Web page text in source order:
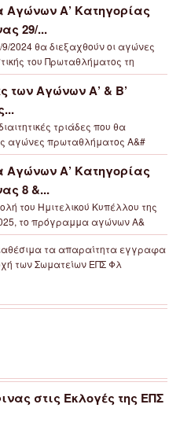
Α’ Κατηγορίας
29/...
2024 θα διεξαχθούν οι αγώνες
του Πρωταθλήματος τη
των Αγώνων Α’ & Β’
τριάδες που θα
αγώνες πρωταθλήματος Α&#
Α’ Κατηγορίας
8 &...
του Ημιτελικού Κυπέλλου της
το πρόγραμμα αγώνων Α&
τα απαραίτητα εγγραφα
των Σωματείων ΕΠΣ Φλ
στις Εκλογές της ΕΠΣ